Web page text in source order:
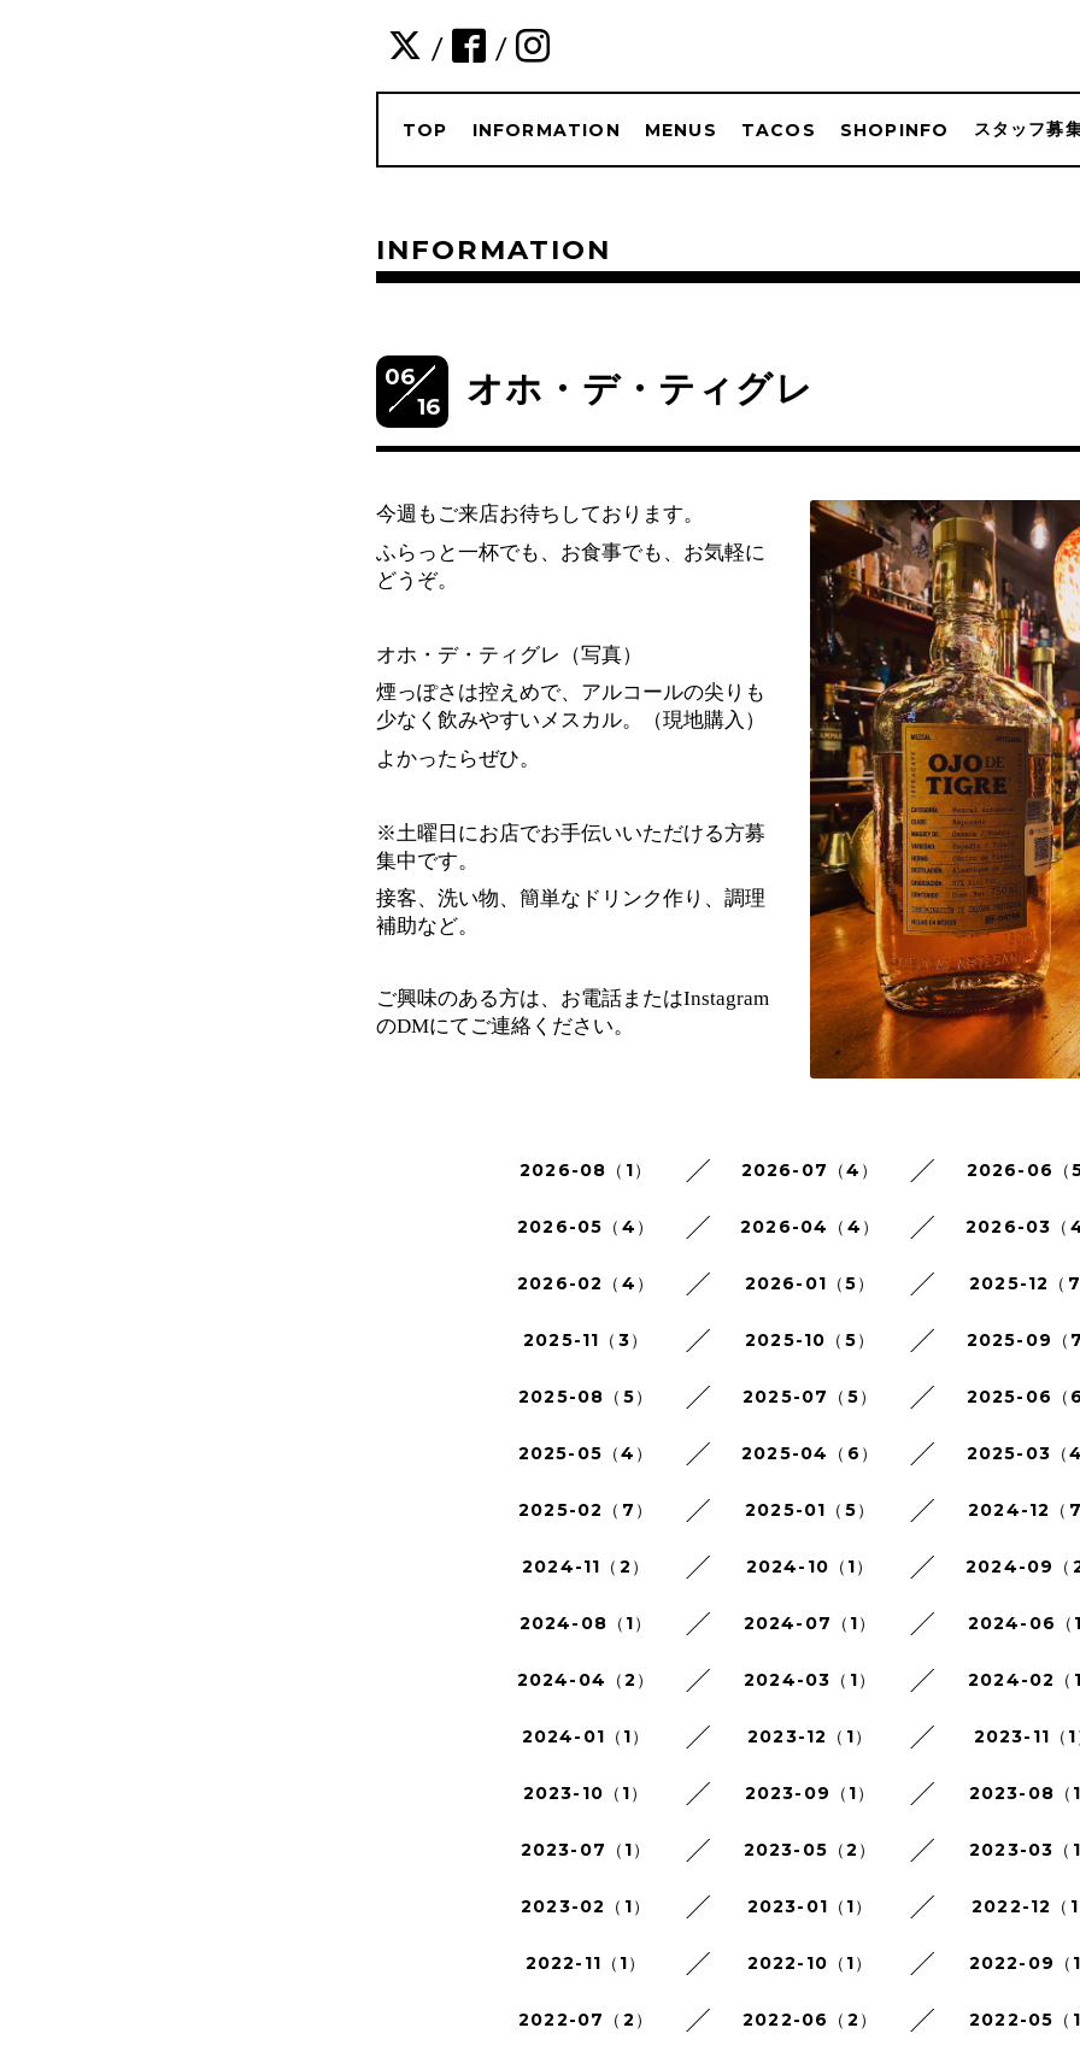
/ /
TOP INFORMATION MENUS TACOS SHOPINFO スタッフ募
INFORMATION
06
16
オホ・デ・ティグレ
今週もご来店お待ちしております。
ふらっと一杯でも、お食事でも、お気軽に
どうぞ。
オホ・デ・ティグレ（写真）
煙っぽさは控えめで、アルコールの尖りも
少なく飲みやすいメスカル。（現地購入）
よかったらぜひ。
※土曜日にお店でお手伝いいただける方募
集中です。
接客、洗い物、簡単なドリンク作り、調理
補助など。
ご興味のある方は、お電話またはInstagram
のDMにてご連絡ください。
2026-08（1） 2026-07（4） 2026-06（5
2026-05（4） 2026-04（4） 2026-03（4
2026-02（4） 2026-01（5） 2025-12（7
2025-11（3） 2025-10（5） 2025-09（7
2025-08（5） 2025-07（5） 2025-06（6
2025-05（4） 2025-04（6） 2025-03（4
2025-02（7） 2025-01（5） 2024-12（7
2024-11（2） 2024-10（1） 2024-09（2
2024-08（1） 2024-07（1） 2024-06（1
2024-04（2） 2024-03（1） 2024-02（1
2024-01（1） 2023-12（1） 2023-11（1
2023-10（1） 2023-09（1） 2023-08（1
2023-07（1） 2023-05（2） 2023-03（1
2023-02（1） 2023-01（1） 2022-12（1
2022-11（1） 2022-10（1） 2022-09（1
2022-07（2） 2022-06（2） 2022-05（1